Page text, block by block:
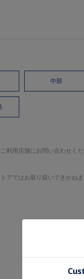
中部
利用店舗にお問い合わせくだ
アではお取り扱いできかねま